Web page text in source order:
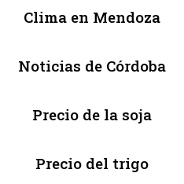
Clima en Mendoza
Noticias de Córdoba
Precio de la soja
Precio del trigo